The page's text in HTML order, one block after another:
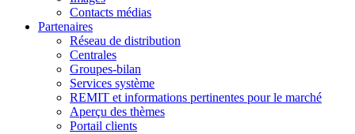
Contacts médias
Partenaires
Réseau de distribution
Centrales
Groupes-bilan
Services système
REMIT et informations pertinentes pour le marché
Aperçu des thèmes
Portail clients